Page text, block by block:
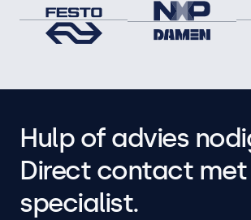
Hulp of advies
Direct contact met
specialist.